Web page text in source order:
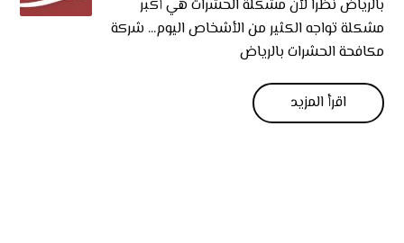
بالرياض نظراً لأن مشكلة الحشرات هي أكبر
مشكلة تواجه الكثير من الأشخاص اليوم... شركة
مكافحة الحشرات بالرياض
اقرأ المزيد